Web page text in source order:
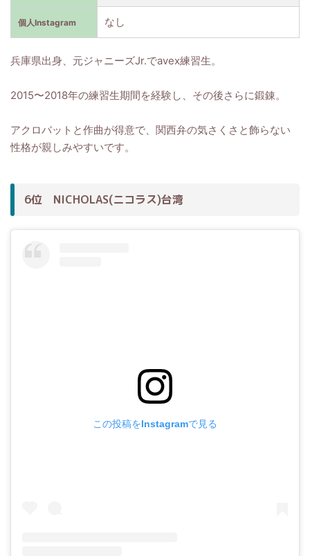
個人Instagram なし
兵庫県出身、元ジャニーズJr.でavex練習生。
2015〜2018年の練習生期間を経験し、その後さらに鍛錬。
アクロバットと作曲が得意で、関西弁の気さくさと飾らない
性格が親しみやすいです。
6位 NICHOLAS(ニコラス)台湾
この投稿をInstagramで見る